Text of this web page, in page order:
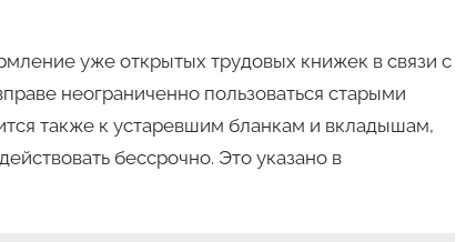
уже открытых трудовых книжек в связи с
неограниченно пользоваться старыми
также к устаревшим бланкам и вкладышам,
бессрочно. Это указано в